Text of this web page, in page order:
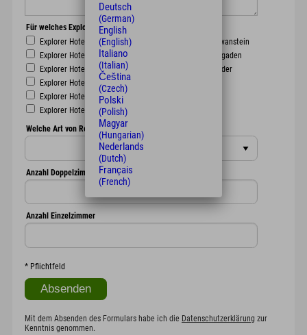
Für welches Explorer Hotel interessieren Sie sich?
Explorer Hotel Oberstdorf
Explorer Hotel Neuschwanstein
Explorer Hotel Montafon
Explorer Hotel Berchtesgaden
Explorer Hotel Kitzbühel
Explorer Hotel Hinterstoder
Explorer Hotel Zillertal
Explorer Hotel Bad Kleinkirchheim
Explorer Hotel Garmisch
Welche Art von Reise planen Sie?
Anzahl Doppelzimmer
Anzahl Einzelzimmer
* Pflichtfeld
Mit dem Absenden des Formulars habe ich die Datenschutzerklärung zur
Kenntnis genommen.
Deutsch
(German)
English
(English)
Italiano
(Italian)
Čeština
(Czech)
Polski
(Polish)
Magyar
(Hungarian)
Nederlands
(Dutch)
Français
(French)